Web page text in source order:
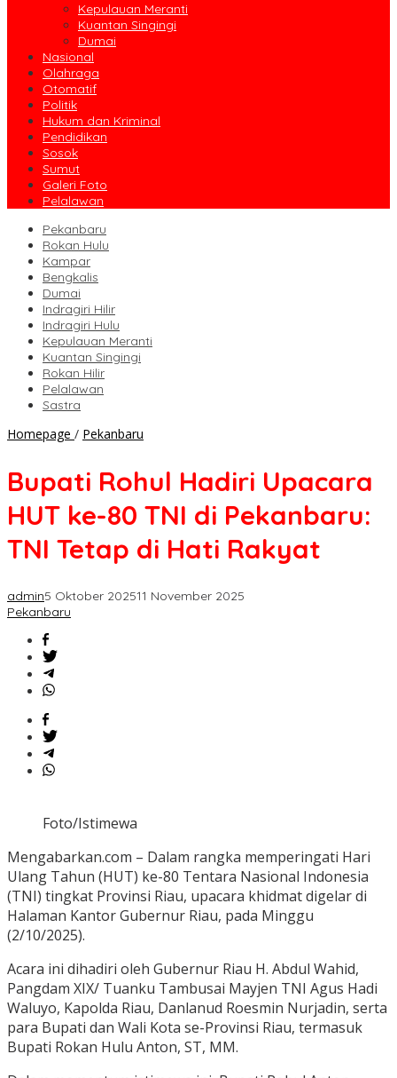
Kepulauan Meranti
Kuantan Singingi
Dumai
Nasional
Olahraga
Otomatif
Politik
Hukum dan Kriminal
Pendidikan
Sosok
Sumut
Galeri Foto
Pelalawan
Pekanbaru
Rokan Hulu
Kampar
Bengkalis
Dumai
Indragiri Hilir
Indragiri Hulu
Kepulauan Meranti
Kuantan Singingi
Rokan Hilir
Pelalawan
Sastra
Homepage / Pekanbaru
Upacara
TNI
TNI
Bupati Rohul Hadiri Upacara
HUT ke-80 TNI di Pekanbaru:
TNI Tetap di Hati Rakyat
admin5 Oktober 202511 November 2025
Pekanbaru
Foto/Istimewa
Mengabarkan.com – Dalam rangka memperingati Hari
Ulang Tahun (HUT) ke-80 Tentara Nasional Indonesia
(TNI) tingkat Provinsi Riau, upacara khidmat digelar di
Halaman Kantor Gubernur Riau, pada Minggu
(2/10/2025).
Acara ini dihadiri oleh Gubernur Riau H. Abdul Wahid,
Pangdam XIX/ Tuanku Tambusai Mayjen TNI Agus Hadi
Waluyo, Kapolda Riau, Danlanud Roesmin Nurjadin, serta
para Bupati dan Wali Kota se-Provinsi Riau, termasuk
Bupati Rokan Hulu Anton, ST, MM.